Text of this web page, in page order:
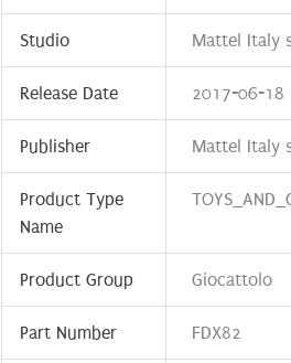
Studio Mattel Italy
Release Date 2017-06-18
Publisher Mattel Italy
Product Type
Name
Product Group Giocattolo
Part Number FDX82